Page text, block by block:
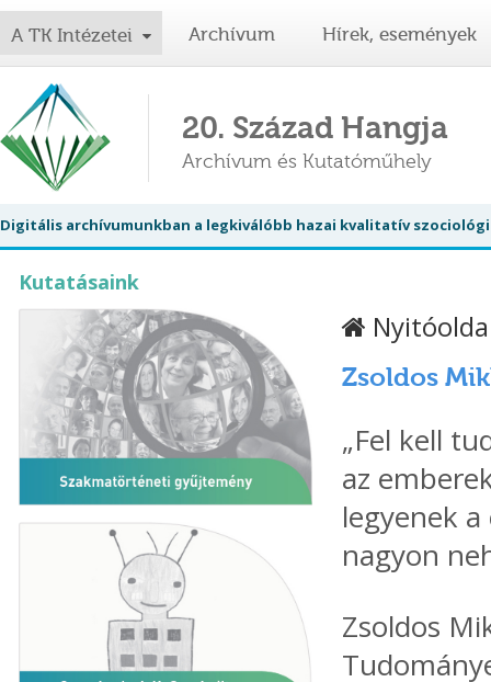
A TK Intézetei Archívum Hírek, események
20. Század Hangja
Archívum és Kutatóműhely
Digitális archívumunkban a legkiválóbb hazai kvalitatív
Kutatásaink
Zsoldos
„Fel kell
az
legyenek
nagyon
Zsoldos